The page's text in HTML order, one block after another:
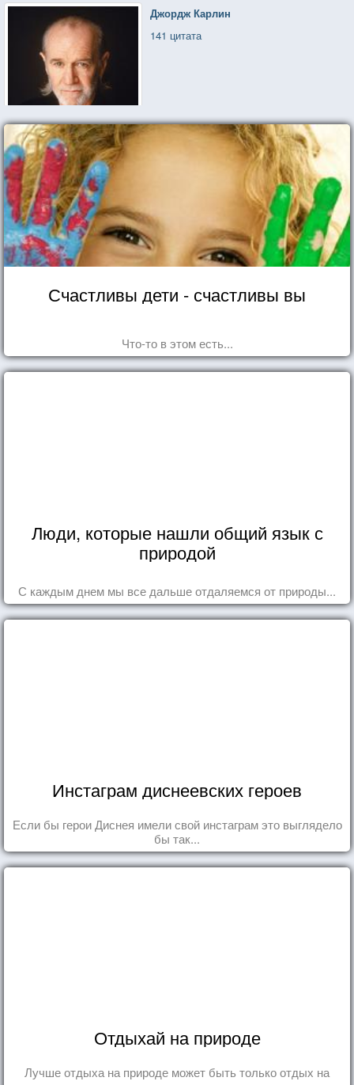
Джордж Карлин
141 цитата
Счастливы дети - счастливы вы
Что-то в этом есть...
Люди, которые нашли общий язык с
природой
С каждым днем мы все дальше отдаляемся от природы...
Инстаграм диснеевских героев
Если бы герои Диснея имели свой инстаграм это выглядело
бы так...
Отдыхай на природе
Лучше отдыха на природе может быть только отдых на